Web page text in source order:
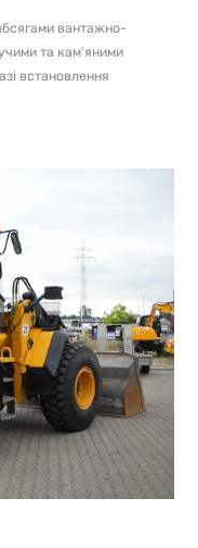
вантажно-
та кам'яними
встановлення